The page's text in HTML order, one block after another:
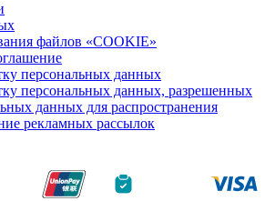
файлов «COOKIE»
персональных данных
персональных данных, разрешенных
данных для распространения
рекламных рассылок